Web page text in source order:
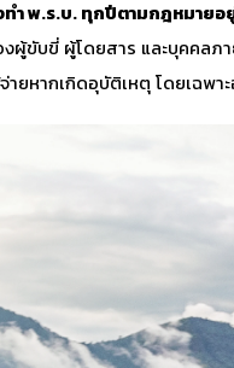
ำ พ.ร.บ. ทุกปีตามกฎหมาย
งผู้ขับขี่ ผู้โดยสาร และบุคคล
ยหากเกิดอุบัติเหตุ โดยเฉพ